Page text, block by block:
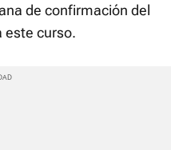
de confirmación del
este curso.